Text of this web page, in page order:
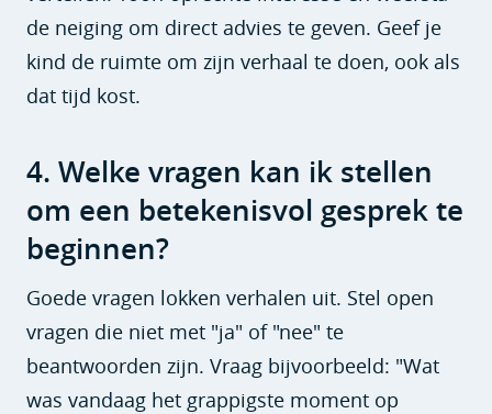
de neiging om direct advies te geven. Geef je
kind de ruimte om zijn verhaal te doen, ook als
dat tijd kost.
4. Welke vragen kan ik stellen
om een betekenisvol gesprek te
beginnen?
Goede vragen lokken verhalen uit. Stel open
vragen die niet met "ja" of "nee" te
beantwoorden zijn. Vraag bijvoorbeeld: "Wat
was vandaag het grappigste moment op